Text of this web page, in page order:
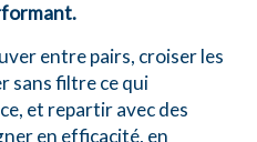
en région avec des cabinets
entre pairs, croiser les
sans filtre ce qui
et repartir avec des
en efficacité, en